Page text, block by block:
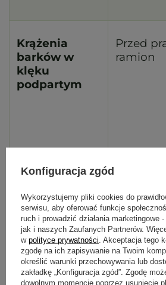
Krążenia
barków w
klęku
podpartym
Przed
ramion
Nawlekanie
dynamicznie,
Parsva
Balasana
prep
Konfiguracja zgód
Wykorzystujemy pliki cookies do
serwisu, aby oferować funkcje
ruch i prowadzić działania marketingowe
jak i naszych Zaufanych Partnerów.
w polityce prywatności . Akceptacja tego
zgodę na ich zapisywanie na Twoim
określić warunki przechowywania lub
zakładkę „Konfiguracja zgód”. Zgodę
dowolnym momencie poprzez usunięcie